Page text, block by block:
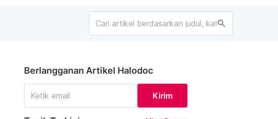
search
Berlangganan Artikel Halodoc
Kirim